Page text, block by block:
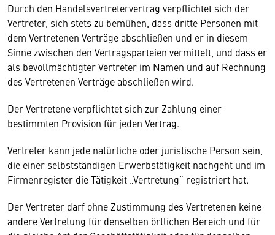
Durch den Handelsvertretervertrag verpflichtet sich der
Vertreter, sich stets zu bemühen, dass dritte Personen mit
dem Vertretenen Verträge abschließen und er in diesem
Sinne zwischen den Vertragsparteien vermittelt, und dass er
als bevollmächtigter Vertreter im Namen und auf Rechnung
des Vertretenen Verträge abschließen wird.
Der Vertretene verpflichtet sich zur Zahlung einer
bestimmten Provision für jeden Vertrag.
Vertreter kann jede natürliche oder juristische Person sein,
die einer selbstständigen Erwerbstätigkeit nachgeht und im
Firmenregister die Tätigkeit „Vertretung“ registriert hat.
Der Vertreter darf ohne Zustimmung des Vertretenen keine
andere Vertretung für denselben örtlichen Bereich und für